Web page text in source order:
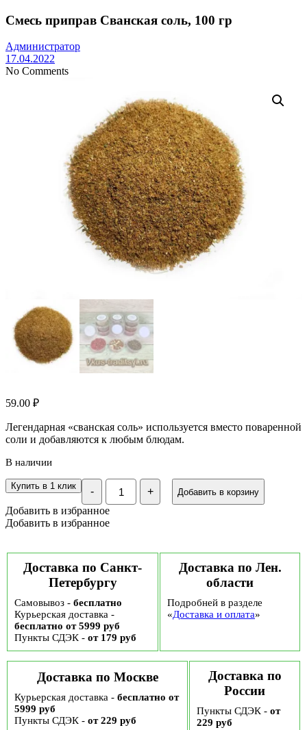
Смесь приправ Сванская соль, 100 гр
Администратор
17.04.2022
No Comments
59.00 ₽
Легендарная «сванская соль» используется вместо поваренной
соли и добавляются к любым блюдам.
В наличии
-
Количество
Смесь
приправ
Сванская
соль,
+ Добавить в корзину
Купить в 1 клик
Добавить в избранное
Добавить в избранное
Доставка по Санкт-
Петербургу
Самовывоз - бесплатно
Курьерская доставка -
бесплатно от 5999 руб
Пункты СДЭК - от 179 руб
Доставка по Лен.
области
Подробней в разделе
«Доставка и оплата»
Доставка по Москве
Курьерская доставка - бесплатно от
5999 руб
Пункты СДЭК - от 229 руб
Доставка по
России
Пункты СДЭК - от
229 руб